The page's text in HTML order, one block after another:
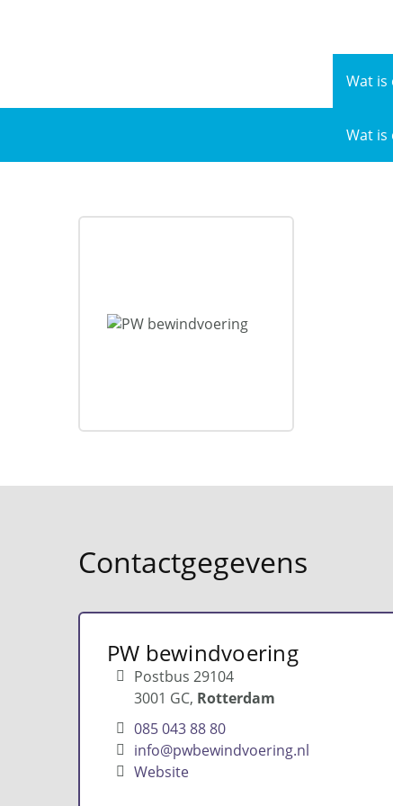
Wat is
Wat is
Contactgegevens
PW bewindvoering
Postbus 29104
3001 GC Rotterdam
085 043 88 80
info@pwbewindvoering.nl
Website